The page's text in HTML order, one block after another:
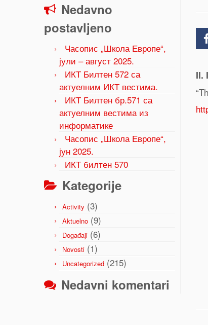
Nedavno
postavljeno
Часопис „Школа Европе“,
јули – август 2025.
ИКТ Билтен 572 са
актуелним ИКТ вестима.
ИКТ Билтен бр.571 са
актуелним вестима из
информатике
Часопис „Школа Европе“,
јун 2025.
ИКТ билтен 570
Kategorije
Activity (3)
Aktuelno (9)
Događaji (6)
Novosti (1)
Uncategorized (215)
Nedavni komentari
II.